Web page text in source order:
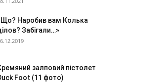
Наробив вам Колька
Забігали…»
залповий пістолет
Foot (11 фото)